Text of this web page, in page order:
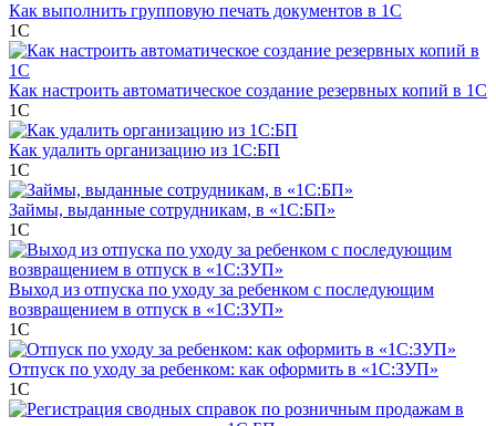
Как выполнить групповую печать документов в 1C
1С
Как настроить автоматическое создание резервных копий в 1C
1С
Как удалить организацию из 1С:БП
1С
Займы, выданные сотрудникам, в «1С:БП»
1С
Выход из отпуска по уходу за ребенком с последующим
возвращением в отпуск в «1С:ЗУП»
1С
Отпуск по уходу за ребенком: как оформить в «1С:ЗУП»
1С